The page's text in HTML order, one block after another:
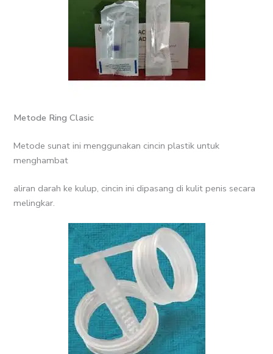
Metode Ring Clasic
Metode sunat ini menggunakan cincin plastik untuk
menghambat
aliran darah ke kulup, cincin ini dipasang di kulit penis secara
melingkar.